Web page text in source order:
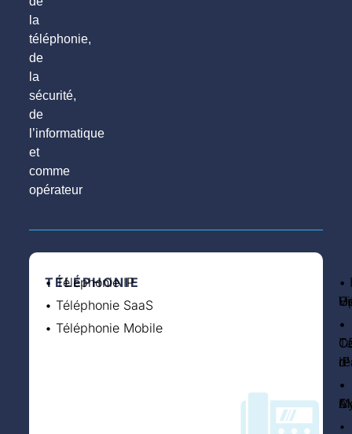
la
téléphonie,
de
la
sécurité,
de
l’informatique
et
comme
opérateur
TÉLÉPHONIE
• Téléphonie IP
• Téléphonie SaaS
• Téléphonie Mobile
•
•
•
•
•
•
•
•
•
•